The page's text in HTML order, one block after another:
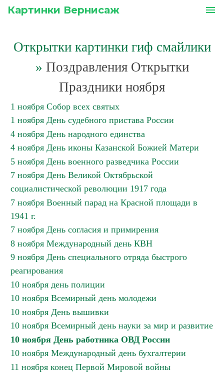
Картинки Вернисаж menu
Открытки картинки гиф смайлики
» Поздравления Открытки
Праздники ноября
1 ноября Собор всех святых
1 ноября День судебного пристава России
4 ноября День народного единства
4 ноября День иконы Казанской Божией Матери
5 ноября День военного разведчика России
7 ноября День Великой Октябрьской
социалистической революции 1917 года
7 ноября Военный парад на Красной площади в
1941 г.
7 ноября День согласия и примирения
8 ноября Международный день КВН
9 ноября День специального отряда быстрого
реагирования
10 ноября день полиции
10 ноября Всемирный день молодежи
10 ноября День вышивки
10 ноября Всемирный день науки за мир и развитие
10 ноября День работника ОВД России
10 ноября Международный день бухгалтерии
11 ноября конец Первой Мировой войны